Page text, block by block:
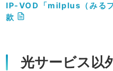
IP-VOD「milplus（みる
款
光サービス以